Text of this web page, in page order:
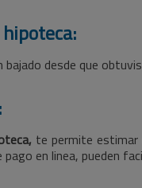
bajado desde que
te permite
pago en linea, pueden